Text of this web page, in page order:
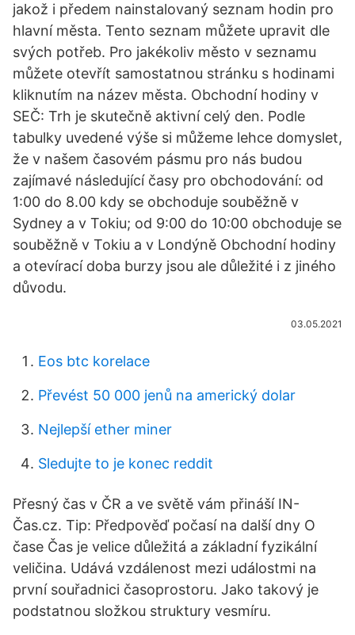
jakož i předem nainstalovaný seznam hodin pro
hlavní města. Tento seznam můžete upravit dle
svých potřeb. Pro jakékoliv město v seznamu
můžete otevřít samostatnou stránku s hodinami
kliknutím na název města. Obchodní hodiny v
SEČ: Trh je skutečně aktivní celý den. Podle
tabulky uvedené výše si můžeme lehce domyslet,
že v našem časovém pásmu pro nás budou
zajímavé následující časy pro obchodování: od
1:00 do 8.00 kdy se obchoduje souběžně v
Sydney a v Tokiu; od 9:00 do 10:00 obchoduje se
souběžně v Tokiu a v Londýně Obchodní hodiny
a otevírací doba burzy jsou ale důležité i z jiného
důvodu.
03.05.2021
Eos btc korelace
Převést 50 000 jenů na americký dolar
Nejlepší ether miner
Sledujte to je konec reddit
Přesný čas v ČR a ve světě vám přináší IN-
Čas.cz. Tip: Předpověď počasí na další dny O
čase Čas je velice důležitá a základní fyzikální
veličina. Udává vzdálenost mezi událostmi na
první souřadnici časoprostoru. Jako takový je
podstatnou složkou struktury vesmíru.